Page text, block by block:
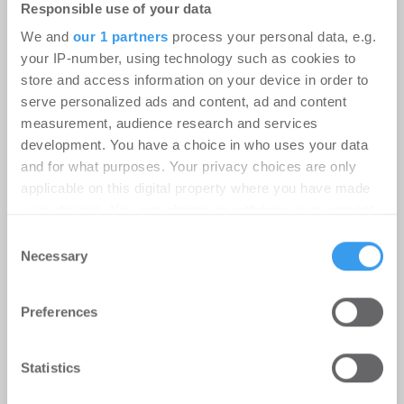
Responsible use of your data
We and our 1 partners process your personal data, e.g.
your IP-number, using technology such as cookies to
store and access information on your device in order to
serve personalized ads and content, ad and content
measurement, audience research and services
development. You have a choice in who uses your data
and for what purposes. Your privacy choices are only
applicable on this digital property where you have made
the Privacy trigger icon.
Find out more about how your personal data is processed
and set your preferences in the
We use cookies to personalise content and ads, to
provide social media features and to analyse our traffic.
Selection
Necessary
Preferences
Statistics
Personalien-05.08.2026
Erweiterung des Beratungsangebots für
Eigentümer, Family Offices, Fonds und
institutionelle Investoren
Philipp Westphal verstärkt IPH
Gruppe als Leasing Manager
Login für den ganzen Artikel Wenn noch nicht
kostenlosen Account, um auf die neusten ...